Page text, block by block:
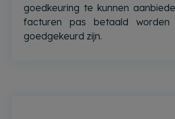
goedkeuring te kunnen
facturen pas betaald worden
goedgekeurd zijn.